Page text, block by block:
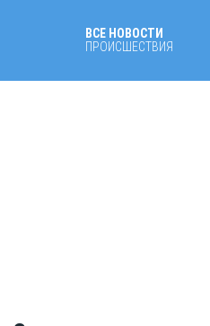
ВСЕ НОВОСТИ
ПРОИСШЕСТВИЯ